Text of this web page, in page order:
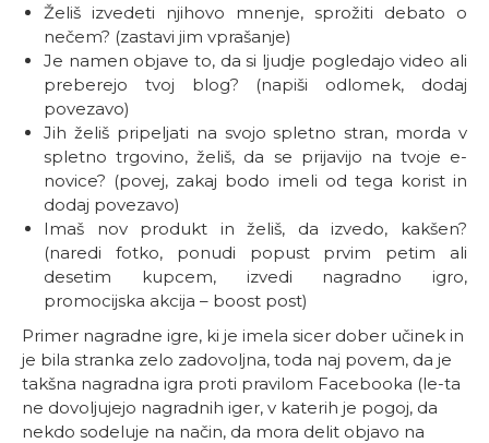
Želiš izvedeti njihovo mnenje, sprožiti debato o
nečem? (zastavi jim vprašanje)
Je namen objave to, da si ljudje pogledajo video ali
preberejo tvoj blog? (napiši odlomek, dodaj
povezavo)
Jih želiš pripeljati na svojo spletno stran, morda v
spletno trgovino, želiš, da se prijavijo na tvoje e-
novice? (povej, zakaj bodo imeli od tega korist in
dodaj povezavo)
Imaš nov produkt in želiš, da izvedo, kakšen?
(naredi fotko, ponudi popust prvim petim ali
desetim kupcem, izvedi nagradno igro,
promocijska akcija – boost post)
Primer nagradne igre, ki je imela sicer dober učinek in
je bila stranka zelo zadovoljna, toda naj povem, da je
takšna nagradna igra proti pravilom Facebooka (le-ta
ne dovoljujejo nagradnih iger, v katerih je pogoj, da
nekdo sodeluje na način, da mora delit objavo na